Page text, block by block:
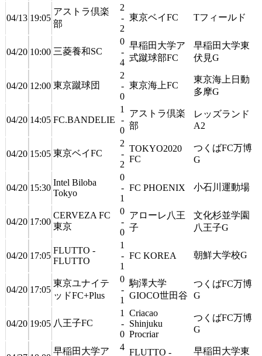
04/13 19:05
アストラ倶楽
部
2
-
2
東京ベイFC Tフィールド
04/20 10:00 三菱養和SC
0
-
4
早稲田大学ア
式蹴球部FC
早稲田大学東
伏見G
04/20 12:00 東京蹴球団
2
-
0
東京海上FC
東京海上日動
多摩G
04/20 14:05 FC.BANDELIE
1
-
0
アストラ倶楽
部
レッズランド
A2
04/20 15:05 東京ベイFC
2
-
2
TOKYO2020
FC
つくばFC万博
G
04/20 15:30
Intel Biloba
Tokyo
0
-
1
FC PHOENIX 小石川運動場
04/20 17:00
CERVEZA FC
東京
0
-
0
アローレ八王
子
文化杉並学園
八王子G
04/20 17:05
FLUTTO -
FLUTTO
1
-
1
FC KOREA 朝鮮大学校G
04/20 17:05
東京ユナイテ
ッドFC+Plus
0
-
1
駒澤大学
GIOCO世田谷
つくばFC万博
G
04/20 19:05 八王子FC
1
-
0
Criacao
Shinjuku
Procriar
つくばFC万博
G
早稲田大学ア
4
FLUTTO - 早稲田大学東